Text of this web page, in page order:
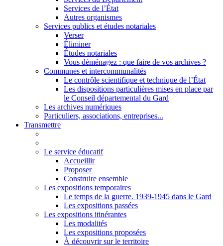
Services de l’État
Autres organismes
Services publics et études notariales
Verser
Éliminer
Études notariales
Vous déménagez : que faire de vos archives ?
Communes et intercommunalités
Le contrôle scientifique et technique de l’État
Les dispositions particulières mises en place par
le Conseil départemental du Gard
Les archives numériques
Particuliers, associations, entreprises...
Transmettre
Le service éducatif
Accueillir
Proposer
Construire ensemble
Les expositions temporaires
Le temps de la guerre. 1939-1945 dans le Gard
Les expositions passées
Les expositions itinérantes
Les modalités
Les expositions proposées
À découvrir sur le territoire